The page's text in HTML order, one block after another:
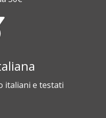
italiani e testati